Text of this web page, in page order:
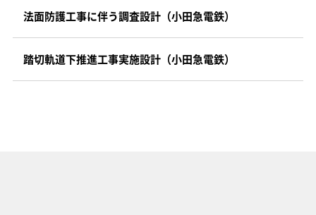
法面防護工事に伴う調査設計（小田急電鉄）
踏切軌道下推進工事実施設計（小田急電鉄）